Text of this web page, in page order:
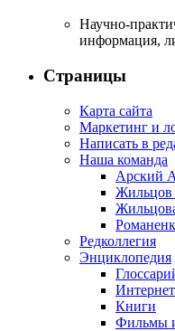
Научно-
информация,
Страницы
Карта сайта
Маркетинг и
Написать в
Наша команда
Арский
Жильцов
Редколлегия
Энциклопедия
Книги
Фильмы